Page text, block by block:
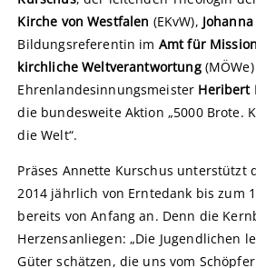
Kirche von Westfalen (EKvW),
Bildungsreferentin im Amt für
kirchliche Weltverantwortung
Ehrenlandesinnungsmeister Heribert
die bundesweite Aktion „5000 Brote.
die Welt“.
Präses Annette Kurschus unterstützt
2014 jährlich von Erntedank bis zum
bereits von Anfang an. Denn die
Herzensanliegen: „Die Jugendlichen
Güter schätzen, die uns vom